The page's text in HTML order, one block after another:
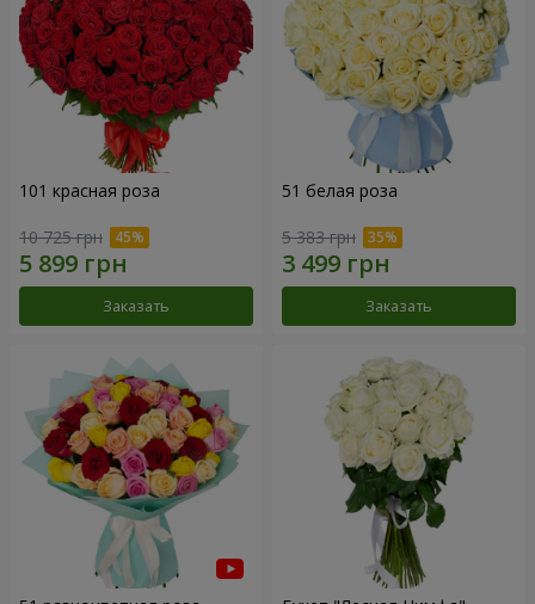
101 красная роза
10 725 грн
Заказать
51 белая роза
5 383 грн
Заказать